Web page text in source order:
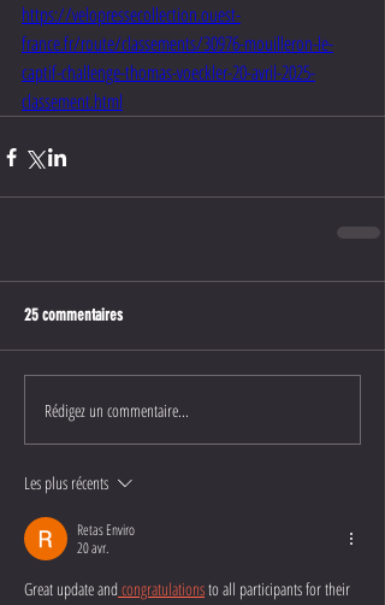
https://velopressecollection.ouest-
france.fr/route/classements/30976-mouilleron-le-
captif-challenge-thomas-voeckler-20-avril-2025-
classement.html
25 commentaires
Rédigez un commentaire...
Les plus récents
Retas Enviro
20 avr.
Great update and congratulations to all participants for their